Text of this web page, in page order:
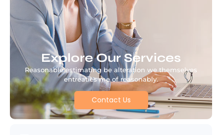
Explore Our Services
Reasonable estimating be alteration we themselves
entreaties me of reasonably.
Contact Us